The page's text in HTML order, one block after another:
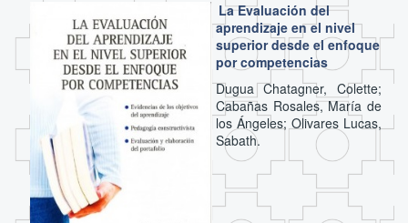
La Evaluación del
aprendizaje en el nivel
superior desde el enfoque
por competencias
Dugua Chatagner, Colette;
Cabañas Rosales, María de
los Ángeles; Olivares Lucas,
Sabath.